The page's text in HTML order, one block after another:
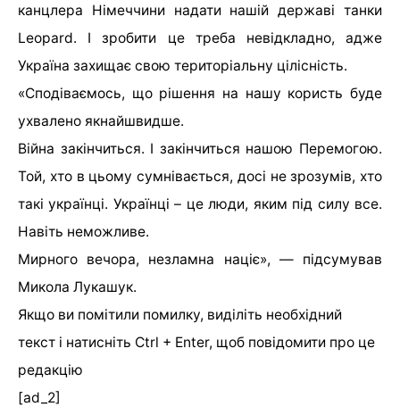
канцлера Німеччини надати нашій державі танки
Leopard. І зробити це треба невідкладно, адже
Україна захищає свою територіальну цілісність.
«Сподіваємось, що рішення на нашу користь буде
ухвалено якнайшвидше.
Війна закінчиться. І закінчиться нашою Перемогою.
Той, хто в цьому сумнівається, досі не зрозумів, хто
такі українці. Українці – це люди, яким під силу все.
Навіть неможливе.
Мирного вечора, незламна націє», — підсумував
Микола Лукашук.
Якщо ви помітили помилку, виділіть необхідний
текст і натисніть Ctrl + Enter, щоб повідомити про це
редакцію
[ad_2]